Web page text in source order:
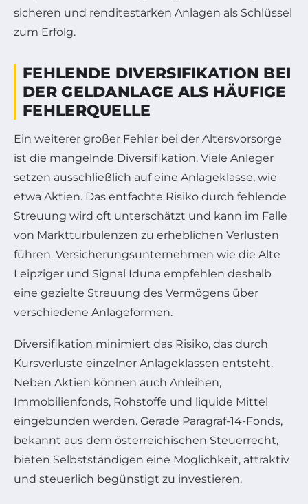
sicheren und renditestarken Anlagen als Schlüssel
zum Erfolg.
FEHLENDE DIVERSIFIKATION BEI
DER GELDANLAGE ALS HÄUFIGE
FEHLERQUELLE
Ein weiterer großer Fehler bei der Altersvorsorge
ist die mangelnde Diversifikation. Viele Anleger
setzen ausschließlich auf eine Anlageklasse, wie
etwa Aktien. Das entfachte Risiko durch fehlende
Streuung wird oft unterschätzt und kann im Falle
von Marktturbulenzen zu erheblichen Verlusten
führen. Versicherungsunternehmen wie die Alte
Leipziger und Signal Iduna empfehlen deshalb
eine gezielte Streuung des Vermögens über
verschiedene Anlageformen.
Diversifikation minimiert das Risiko, das durch
Kursverluste einzelner Anlageklassen entsteht.
Neben Aktien können auch Anleihen,
Immobilienfonds, Rohstoffe und liquide Mittel
eingebunden werden. Gerade Paragraf-14-Fonds,
bekannt aus dem österreichischen Steuerrecht,
bieten Selbstständigen eine Möglichkeit, attraktiv
und steuerlich begünstigt zu investieren.